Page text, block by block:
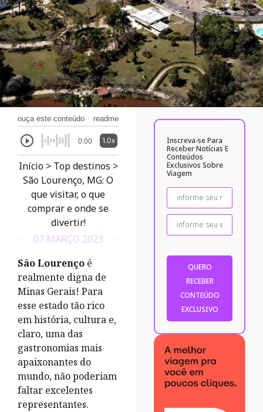
ouça este conteúdo readme
0:00 1.0x
Início> Top destinos >
São Lourenço, MG: O
que visitar, o que
comprar e onde se
divertir!
07 MARÇO 2023
São Lourenço é
realmente digna de
Minas Gerais! Para
esse estado tão rico
em história, cultura e,
claro, uma das
gastronomias mais
apaixonantes do
mundo, não poderiam
faltar excelentes
representantes.
Inscreva-se Para
Receber Notícias E
Conteúdos
Exclusivos Sobre
Viagem